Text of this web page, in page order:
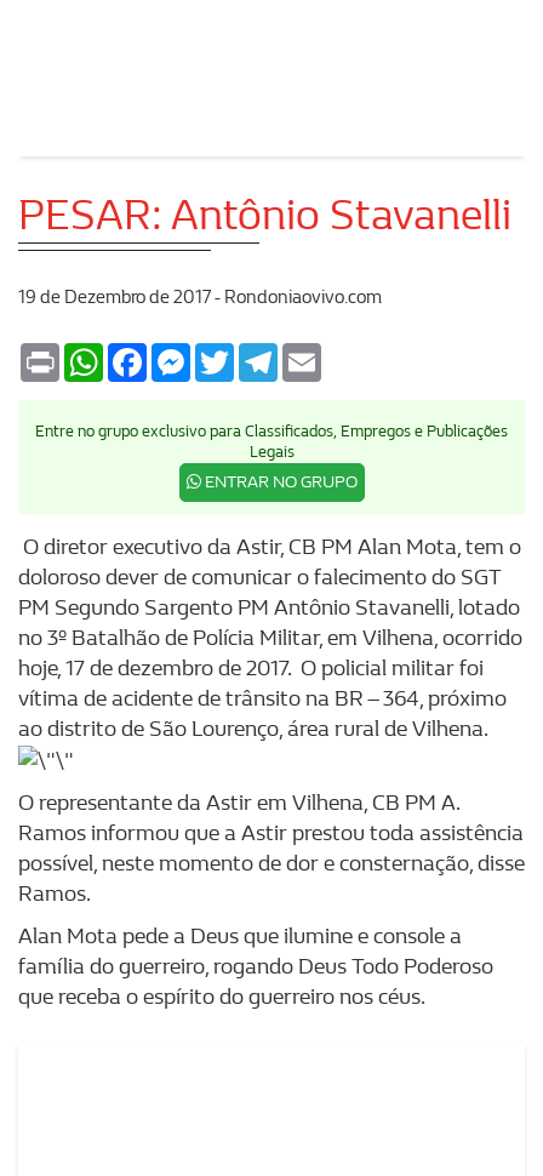
PESAR: Antônio Stavanelli
19 de Dezembro de 2017 - Rondoniaovivo.com
Print WhatsAppFacebookMessenger
TwitterTelegram
Entre no grupo exclusivo para Classificados, Empregos e Publicações
Legais
ENTRAR NO GRUPO
O diretor executivo da Astir, CB PM Alan Mota, tem o
doloroso dever de comunicar o falecimento do SGT
PM Segundo Sargento PM Antônio Stavanelli, lotado
no 3º Batalhão de Polícia Militar, em Vilhena, ocorrido
hoje, 17 de dezembro de 2017. O policial militar foi
vítima de acidente de trânsito na BR – 364, próximo
ao distrito de São Lourenço, área rural de Vilhena.
O representante da Astir em Vilhena, CB PM A.
Ramos informou que a Astir prestou toda assistência
possível, neste momento de dor e consternação, disse
Ramos.
Alan Mota pede a Deus que ilumine e console a
família do guerreiro, rogando Deus Todo Poderoso
que receba o espírito do guerreiro nos céus.